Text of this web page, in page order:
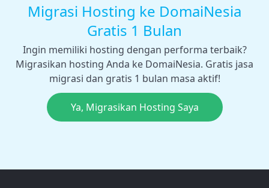
Migrasi Hosting ke DomaiNesia
Gratis 1 Bulan
Ingin memiliki hosting dengan performa terbaik?
Migrasikan hosting Anda ke DomaiNesia. Gratis jasa
migrasi dan gratis 1 bulan masa aktif!
Ya, Migrasikan Hosting Saya